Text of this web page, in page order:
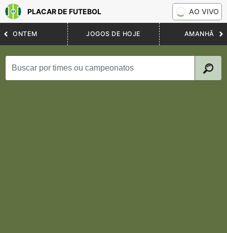
PLACAR DE FUTEBOL AO VIVO
ONTEM JOGOS DE HOJE AMANHÃ